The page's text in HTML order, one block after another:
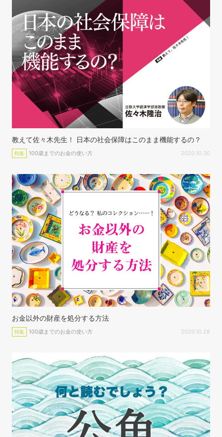
教えて佐々木先生！ 日本の社会保障はこのまま機能するの？
特集 100歳までのお金の使い方 2020.10.30
お金以外の財産を処分する方法
特集 100歳までのお金の使い方 2020.10.28